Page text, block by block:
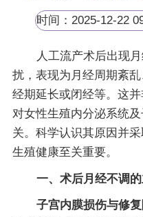
时间：2025-12-22
人工流产术后出现
扰，表现为月经周期紊乱
经期延长或闭经等。这
对女性生殖内分泌系统
关。科学认识其原因并
生殖健康至关重要。
一、术后月经不调
子宫内膜损伤与修